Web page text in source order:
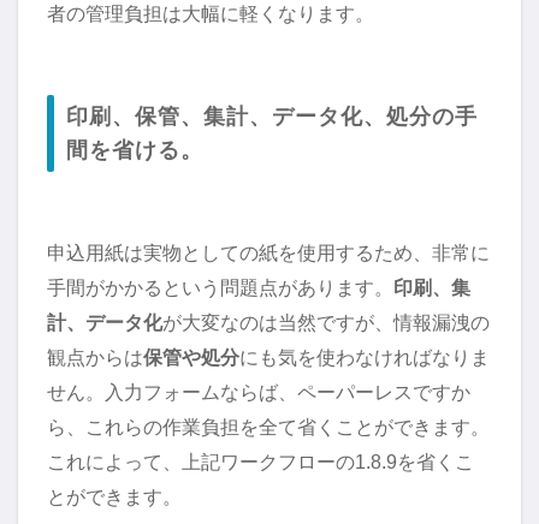
者の管理負担は大幅に軽くなります。
印刷、保管、集計、データ化、処分の手
間を省ける。
申込用紙は実物としての紙を使用するため、非常に
手間がかかるという問題点があります。 印刷、集
計、データ化が大変なのは当然ですが、情報漏洩の
観点からは保管や処分にも気を使わなければなりま
せん。入力フォームならば、ペーパーレスですか
ら、これらの作業負担を全て省くことができます。
これによって、上記ワークフローの1.8.9を省くこ
とができます。